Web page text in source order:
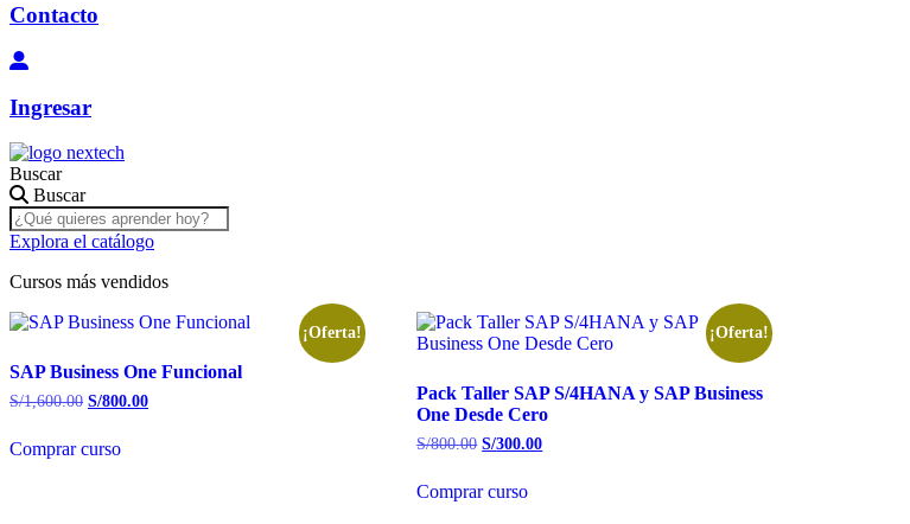
Contacto
Ingresar
Buscar
Buscar
Explora el catálogo
Cursos más vendidos
¡Oferta!
SAP Business One Funcional
S/1,600.00 El
era:
S/800.00
Comprar curso
¡Oferta!
Pack Taller SAP S/4HANA y SAP Business
One Desde Cero
S/800.00 El
era:
S/300.00
Comprar curso